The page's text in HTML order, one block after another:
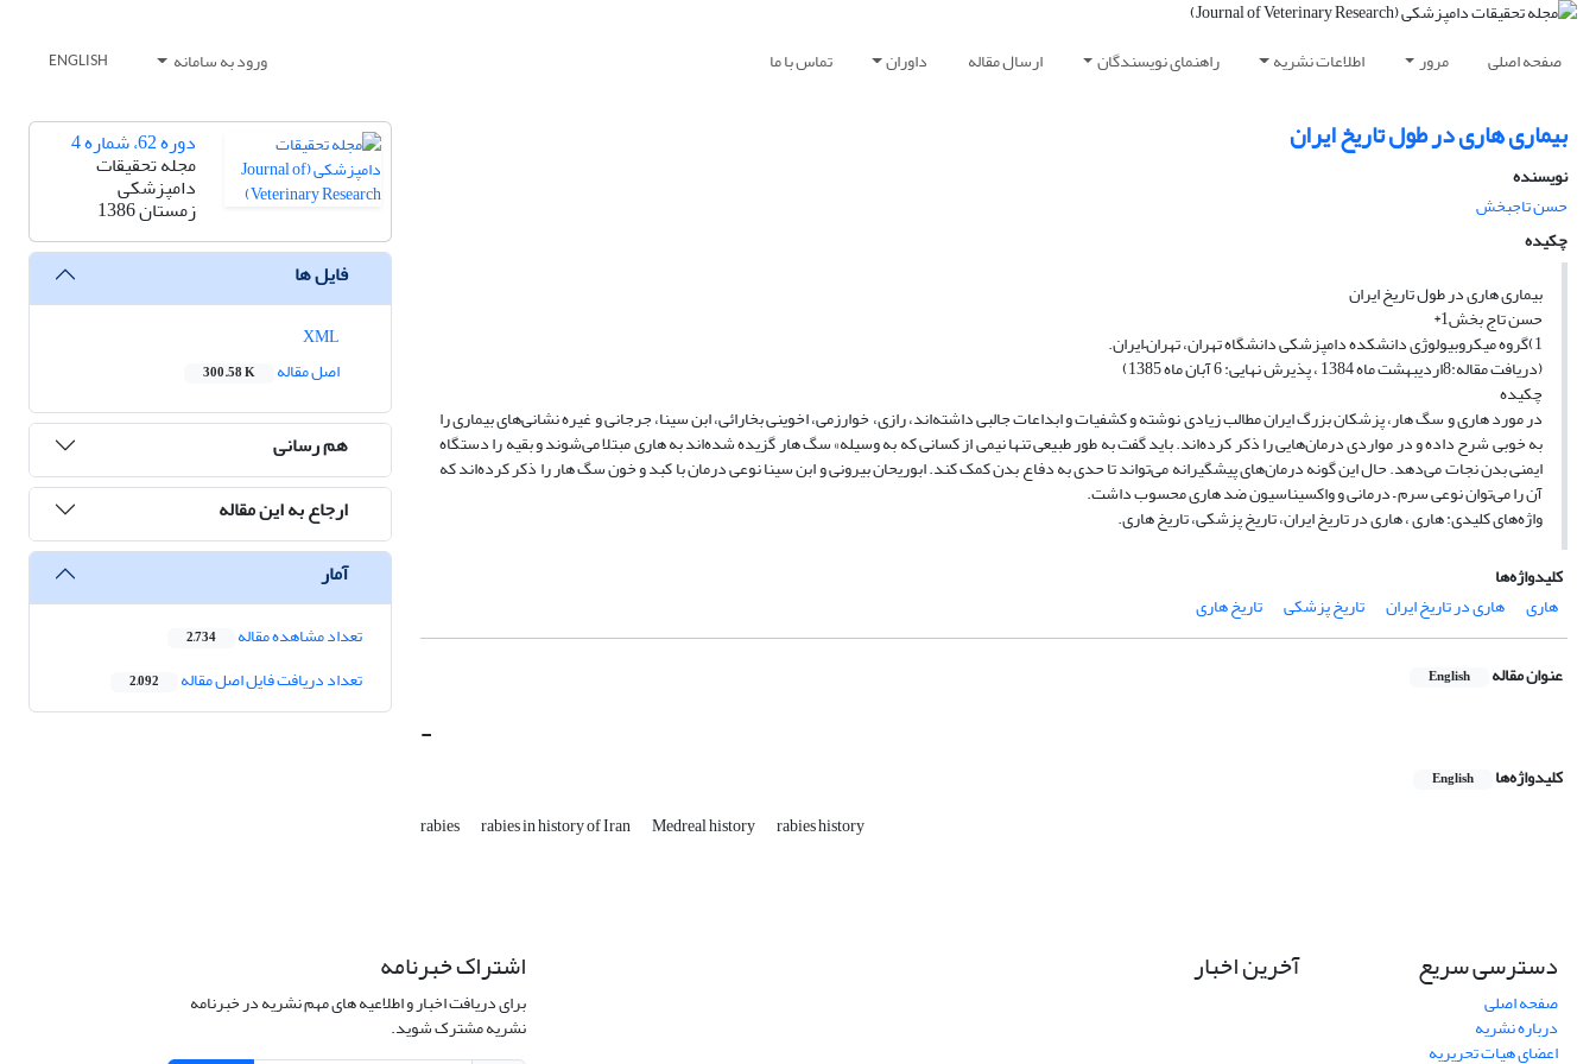
صفحه اصلی مرور اطلاعات نشریه راهنمای نویسندگان ارسال مقاله داوران تماس با ما ورود به سامانه ENGLISH
بیماری هاری در طول تاریخ ایران‌
نویسنده
حسن تاجبخش
چکیده
بیماری هاری در طول تاریخ ایران‌
حسن تاج بخش1*
1)گروه میکروبیولوژی دانشکده دامپزشکی دانشگاه تهران، تهران–ایران. ‌
‌(‌‌دریافت مقاله:8‌‌‌‌اردیبهشت ماه 1384 ، پذیرش نهایی: 6 ‌آبان ماه 1385)
‌چکیده
در مورد هاری و سگ هار، پزشکان بزرگ ایران مطالب زیادی نوشته و کشفیات و ابداعات جالبی داشته‌اند، رازی، خوارزمی، اخوینی بخارائی، ابن سینا، جرجانی و غیره نشانی‌های بیماری را
به خوبی شرح داده و در مواردی درمان‌هایی را ذکر کرده‌اند. باید گفت به طور طبیعی تنها نیمی از کسانی که به وسیله» سگ هار گزیده شده‌اند به هاری مبتلا می‌شوند و بقیه را دستگاه
ایمنی بدن نجات می‌دهد. حال این گونه درمان‌های پیشگیرانه می‌تواند تا حدی به دفاع بدن کمک کند. ابوریحان بیرونی و ابن سینا نوعی درمان با کبد و خون سگ هار را ذکر کرده‌اند که
آن را می‌توان نوعی سرم – درمانی و واکسیناسیون ضد هاری محسوب داشت. ‌ ‌
واژه‌های کلیدی: هاری ، هاری در تاریخ ایران، تاریخ پزشکی، تاریخ هاری.
کلیدواژه‌ها
هاری
هاری در تاریخ ایران تاریخ پزشکی تاریخ هاری
عنوان مقاله English
-
کلیدواژه‌ها English
rabies rabies in history of Iran Medreal history rabies history
دوره 62، شماره 4
مجله تحقیقات
دامپزشکی
زمستان 1386
فایل ها
اصل مقاله
300.58 K
هم رسانی
ارجاع به این مقاله
آمار
تعداد مشاهده مقاله 2,734
تعداد دریافت فایل اصل مقاله 2,092
دسترسی سریع
صفحه اصلی
درباره نشریه
اعضای هیات تحریریه
آخرین اخبار اشتراک خبرنامه
برای دریافت اخبار و اطلاعیه های مهم نشریه در خبرنامه
نشریه مشترک شوید.